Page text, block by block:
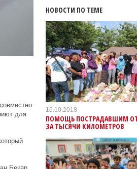
для
НОВОСТИ ПО ТЕМЕ
16.10.2018
ПОМОЩЬ ПОСТРАДАВШИМ
ЗА ТЫСЯЧИ КИЛОМЕТРОВ